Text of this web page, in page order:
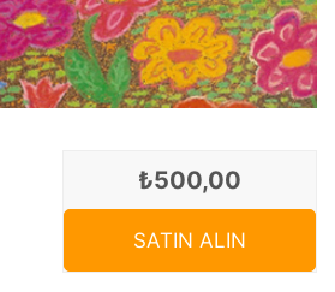
₺500,00
SATIN ALIN